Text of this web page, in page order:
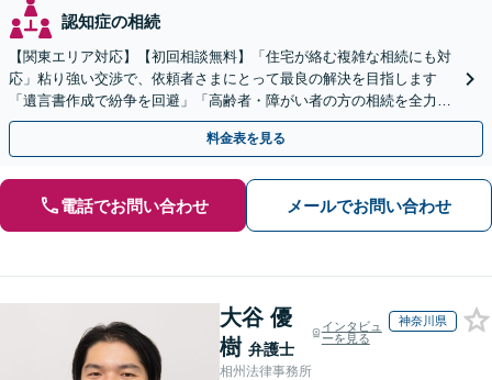
認知症の相続
【関東エリア対応】【初回相談無料】「住宅が絡む複雑な相続にも対
応」粘り強い交渉で、依頼者さまにとって最良の解決を目指します
「遺言書作成で紛争を回避」「高齢者・障がい者の方の相続を全力サ
ポート」【全国出張】【完全個室制】【バリアフリー対応】
料金表を見る
電話でお問い合わせ メールでお問い合わせ
大谷 優
樹 弁護士
インタビュ
ーを見る
神奈川県
相州法律事務所